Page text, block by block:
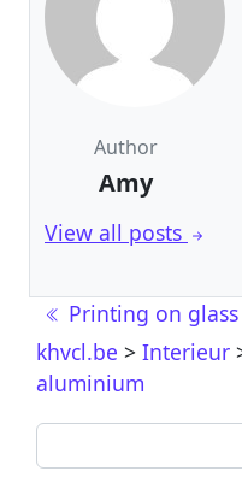
Author
Amy
View all posts
Post
Printing on glass
khvcl.be > Interieur
aluminium
Search for: